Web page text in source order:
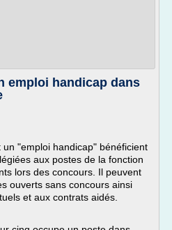
emploi handicap dans
"emploi handicap" bénéficient
aux postes de la fonction
lors des concours. Il peuvent
ouverts sans concours ainsi
et aux contrats aidés.